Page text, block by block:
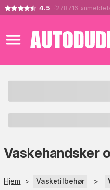
4.5 (278716
Vaskehandsker
Hjem > Vasketilbehør >